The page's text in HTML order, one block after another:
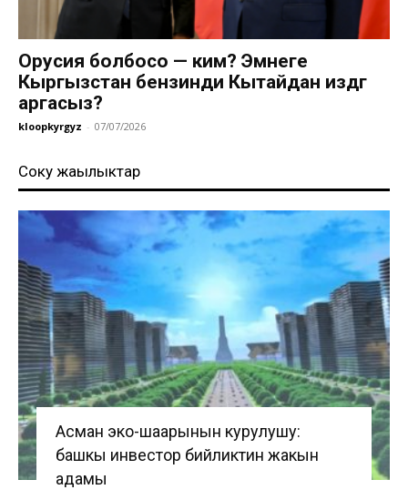
Орусия болбосо — ким? Эмнеге
Кыргызстан бензинди Кытайдан издөөгө
аргасыз?
kloopkyrgyz - 07/07/2026
Соңку жаңылыктар
Асман эко-шаарынын курулушу:
башкы инвестор бийликтин жакын
адамы